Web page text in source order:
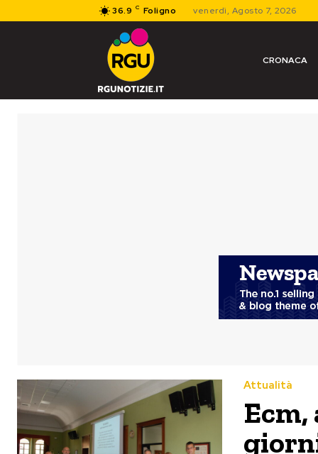
36.9 C Foligno venerdì, Agosto 7, 2026
CRONACA
Attualità
Ecm,